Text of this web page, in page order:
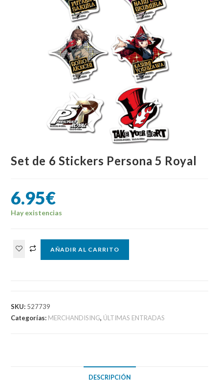
Set de 6 Stickers Persona 5 Royal
6.95€
Hay existencias
Set
5
Royal
AÑADIR AL CARRITO
SKU: 527739
Categorías: MERCHANDISING, ÚLTIMAS ENTRADAS
DESCRIPCIÓN